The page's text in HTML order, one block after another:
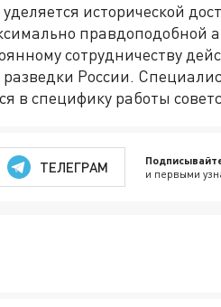
исторической
правдоподобной
сотрудничеству
России.
в специфику работы
ТЕЛЕГРАМ и первыми